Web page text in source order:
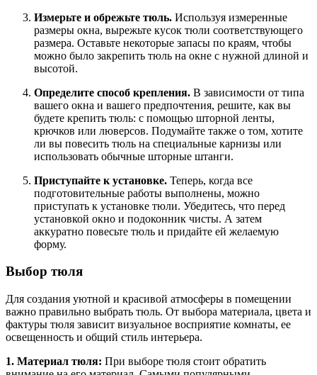
Измерьте и обрежьте тюль. Используя измеренные
размеры окна, вырежьте кусок тюли соответствующего
размера. Оставьте некоторые запасы по краям, чтобы
можно было закрепить тюль на окне с нужной длиной и
высотой.
Определите способ крепления. В зависимости от типа
вашего окна и вашего предпочтения, решите, как вы
будете крепить тюль: с помощью шторной ленты,
крючков или люверсов. Подумайте также о том, хотите
ли вы повесить тюль на специальные карнизы или
использовать обычные шторные штанги.
Приступайте к установке. Теперь, когда все
подготовительные работы выполнены, можно
приступать к установке тюли. Убедитесь, что перед
установкой окно и подоконник чисты. А затем
аккуратно повесьте тюль и придайте ей желаемую
форму.
Выбор тюля
Для создания уютной и красивой атмосферы в помещении
важно правильно выбрать тюль. От выбора материала, цвета и
фактуры тюля зависит визуальное восприятие комнаты, ее
освещенность и общий стиль интерьера.
1. Материал тюля: При выборе тюля стоит обратить